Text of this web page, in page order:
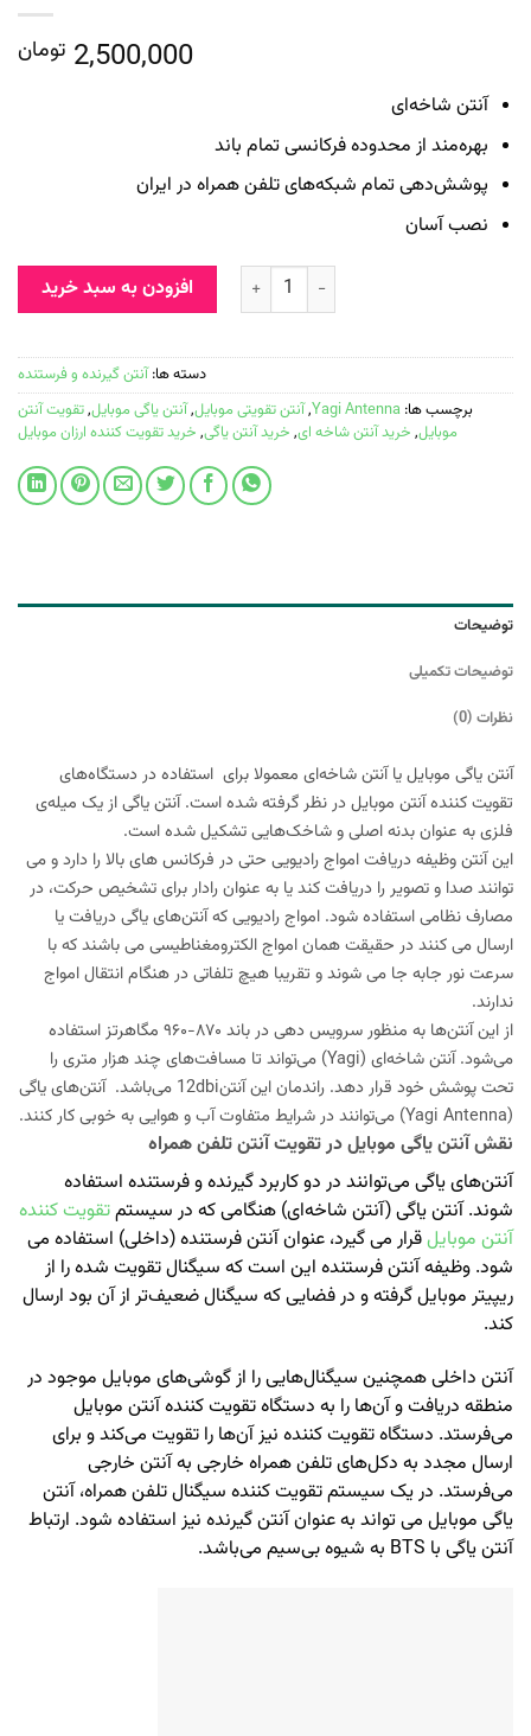
2,500,000 تومان
آنتن شاخه‌ای
بهره‌مند از محدوده فرکانسی تمام باند
پوشش‌دهی تمام شبکه‌های تلفن همراه در ایران
نصب آسان
افزودن به سبد خرید
دسته ها:آنتن گیرنده و فرستنده
برچسب ها: Yagi Antenna
,آنتن تقویتی موبایل,آنتن یاگی موبایل,تقویت آنتن
موبایل, خرید آنتن شاخه ای, خرید آنتن یاگی, خرید تقویت کننده ارزان موبایل
توضیحات
توضیحات تکمیلی
نظرات (0)
آنتن یاگی موبایل یا آنتن شاخه‌ای معمولا برای استفاده در دستگاه‌های
تقویت کننده آنتن موبایل در نظر گرفته شده است. آنتن یاگی از یک میله‌ی
فلزی به عنوان بدنه اصلی و شاخک‌هایی تشکیل شده است.
این آنتن وظیفه دریافت امواج رادیویی حتی در فرکانس های بالا را دارد و می
توانند صدا و تصویر را دریافت کند یا به عنوان رادار برای تشخیص حرکت، در
مصارف نظامی استفاده شود. امواج رادیویی که آنتن‌های یاگی دریافت یا
ارسال می کنند در حقیقت همان امواج الکترومغناطیسی می باشند که با
سرعت نور جابه جا می شوند و تقریبا هیچ تلفاتی در هنگام انتقال امواج
ندارند.
از این آنتن‌ها به منظور سرویس دهی در باند ۸۷۰-۹۶۰ مگاهرتز استفاده
می‌شود. آنتن شاخه‌ای (Yagi) می‌تواند تا مسافت‌های چند هزار متری را
تحت پوشش خود قرار دهد. راندمان این آنتن12dbi می‌باشد. آنتن‌های یاگی
(Yagi Antenna) می‌توانند در شرایط متفاوت آب و هوایی به خوبی کار کنند.
نقش آنتن یاگی موبایل در تقویت آنتن تلفن همراه
آنتن‌های یاگی می‌توانند در دو کاربرد گیرنده و فرستنده استفاده
شوند. آنتن یاگی (آنتن شاخه‌ای) هنگامی که در سیستمتقویت کننده
آنتن موبایلقرار می گیرد، عنوان آنتن فرستنده (داخلی) استفاده می
شود. وظیفه آنتن فرستنده این است که سیگنال تقویت شده را از
ریپیتر موبایل گرفته و در فضایی که سیگنال ضعیف‌تر از آن بود ارسال
کند.
آنتن داخلی همچنین سیگنال‌هایی را از گوشی‌های موبایل موجود در
منطقه دریافت و آن‌ها را به دستگاه تقویت کننده آنتن موبایل
می‌فرستد. دستگاه تقویت کننده نیز آن‌ها را تقویت می‌کند و برای
ارسال مجدد به دکل‌های تلفن همراه خارجی به آنتن خارجی
می‌فرستد. در یک سیستم تقویت کننده سیگنال تلفن همراه، آنتن
یاگی موبایل می تواند به عنوان آنتن گیرنده نیز استفاده شود. ارتباط
آنتن یاگی با BTS به شیوه بی‌سیم می‌باشد.